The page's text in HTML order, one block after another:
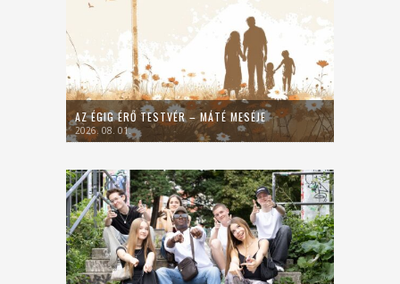
AZ ÉGIG ÉRŐ TESTVÉR – MÁTÉ MESÉJE
2026. 08. 01.